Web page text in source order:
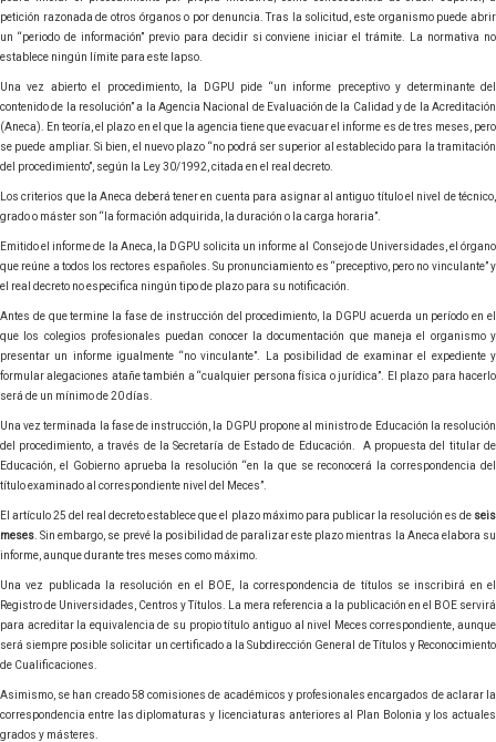
petición razonada de otros órganos o por denuncia. Tras la solicitud, este organismo puede abrir
un “periodo de información” previo para decidir si conviene iniciar el trámite. La normativa no
establece ningún límite para este lapso.
Una vez abierto el procedimiento, la DGPU pide “un informe preceptivo y determinante del
contenido de la resolución” a la Agencia Nacional de Evaluación de la Calidad y de la Acreditación
(Aneca). En teoría, el plazo en el que la agencia tiene que evacuar el informe es de tres meses, pero
se puede ampliar. Si bien, el nuevo plazo “no podrá ser superior al establecido para la tramitación
del procedimiento”, según la Ley 30/1992, citada en el real decreto.
Los criterios que la Aneca deberá tener en cuenta para asignar al antiguo título el nivel de técnico,
grado o máster son “la formación adquirida, la duración o la carga horaria”.
Emitido el informe de la Aneca, la DGPU solicita un informe al Consejo de Universidades, el órgano
que reúne a todos los rectores españoles. Su pronunciamiento es “preceptivo, pero no vinculante” y
el real decreto no especifica ningún tipo de plazo para su notificación.
Antes de que termine la fase de instrucción del procedimiento, la DGPU acuerda un período en el
que los colegios profesionales puedan conocer la documentación que maneja el organismo y
presentar un informe igualmente “no vinculante”. La posibilidad de examinar el expediente y
formular alegaciones atañe también a “cualquier persona física o jurídica”. El plazo para hacerlo
será de un mínimo de 20 días.
Una vez terminada la fase de instrucción, la DGPU propone al ministro de Educación la resolución
del procedimiento, a través de la Secretaría de Estado de Educación. A propuesta del titular de
Educación, el Gobierno aprueba la resolución “en la que se reconocerá la correspondencia del
título examinado al correspondiente nivel del Meces”.
El artículo 25 del real decreto establece que el plazo máximo para publicar la resolución es de seis
meses . Sin embargo, se prevé la posibilidad de paralizar este plazo mientras la Aneca elabora su
informe, aunque durante tres meses como máximo.
Una vez publicada la resolución en el BOE, la correspondencia de títulos se inscribirá en el
Registro de Universidades, Centros y Títulos. La mera referencia a la publicación en el BOE servirá
para acreditar la equivalencia de su propio título antiguo al nivel Meces correspondiente, aunque
será siempre posible solicitar un certificado a la Subdirección General de Títulos y Reconocimiento
de Cualificaciones.
Asimismo, se han creado 58 comisiones de académicos y profesionales encargados de aclarar la
correspondencia entre las diplomaturas y licenciaturas anteriores al Plan Bolonia y los actuales
grados y másteres.